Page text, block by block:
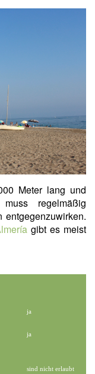
Meter lang und
regelmäßig
entgegenzuwirken.
gibt es meist
ja
ja
sind nicht erlaubt